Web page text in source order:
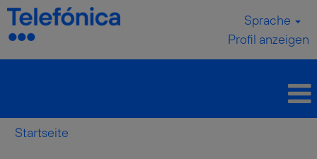
Sprache
Profil anzeigen
Startseite